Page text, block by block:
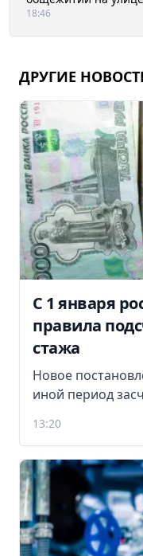
18:46
ДРУГИЕ
С 1 января
правила
стажа
Новое
иной период
13:20